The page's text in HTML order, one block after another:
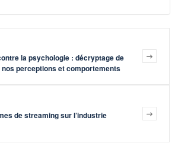
la psychologie : décryptage de
perceptions et comportements
de streaming sur l’industrie